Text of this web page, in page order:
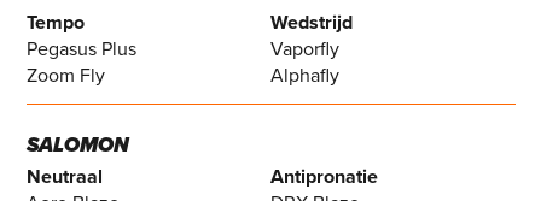
Tempo
Pegasus Plus
Zoom Fly
Wedstrijd
Vaporfly
Alphafly
SALOMON
Neutraal
Antipronatie